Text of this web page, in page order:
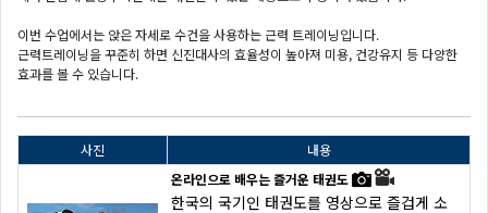
이번 수업에서는 앉은 자세로 수건을 사용하는 근력 트레이닝입니다.
근력트레이닝을 꾸준히 하면 신진대사의 효율성이 높아져 미용, 건강유지 등 다양한
효과를 볼 수 있습니다.
사진
내용
온라인으로 배우는 즐거운 태권도
한국의 국기인 태권도를 영상으로 즐겁게 소